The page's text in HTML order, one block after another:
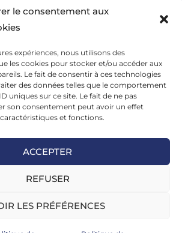
le consentement aux
expériences, nous utilisons des
les cookies pour stocker et/ou accéder aux
Le fait de consentir à ces technologies
des données telles que le comportement
uniques sur ce site. Le fait de ne pas
son consentement peut avoir un effet
et fonctions.
ACCEPTER
REFUSER
LES PRÉFÉRENCES
la formation aux Facteurs
Humains
La communication au cœur
des soins médicaux :
comment prévenir les erreurs
médicamenteuses par une
meilleure gestion des facteurs
humains
23 OCTOBRE 2023 / 0 COMMENTAIRE
Règlement intérieur